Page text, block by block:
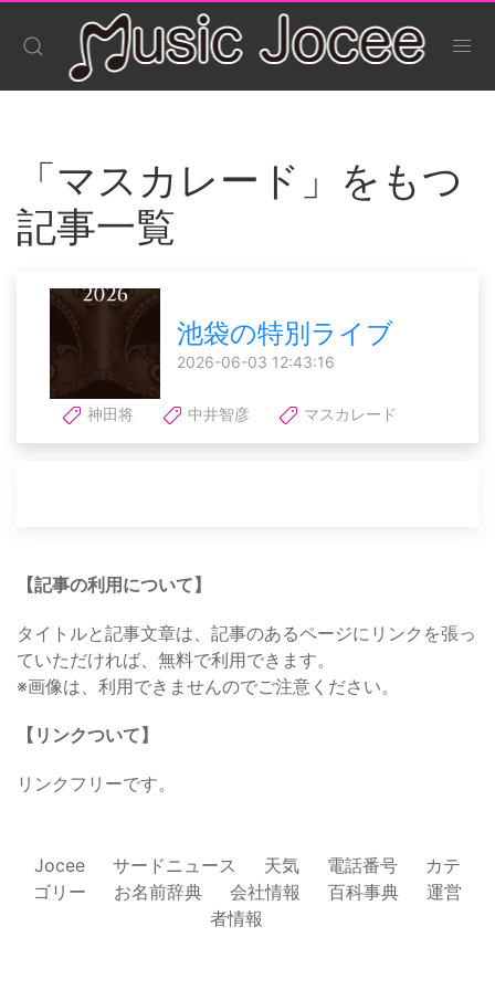
「マスカレード」をもつ
記事一覧
池袋の特別ライブ
2026-06-03 12:43:16
神田将 中井智彦 マスカレード
【記事の利用について】
タイトルと記事文章は、記事のあるページにリンクを張っ
ていただければ、無料で利用できます。
※画像は、利用できませんのでご注意ください。
【リンクついて】
リンクフリーです。
Jocee サードニュース 天気 電話番号
カテ
ゴリー
お名前辞典 会社情報 百科事典
運営
者情報